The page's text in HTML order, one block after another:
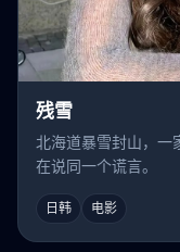
残雪
北海道暴雪封山，一
在说同一个谎言。
日韩 电影